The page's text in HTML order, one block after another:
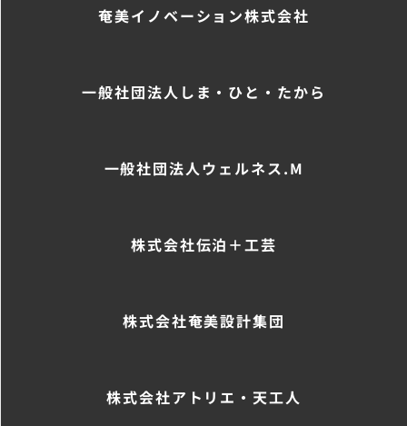
奄美イノベーション株式会社
一般社団法人しま・ひと・たから
一般社団法人ウェルネス.M
株式会社伝泊＋工芸
株式会社奄美設計集団
株式会社アトリエ・天工人